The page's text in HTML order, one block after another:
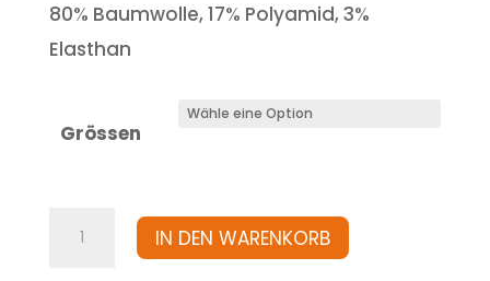
80% Baumwolle, 17% Polyamid, 3%
Elasthan
Grössen
Cardigan
IN DEN WARENKORB